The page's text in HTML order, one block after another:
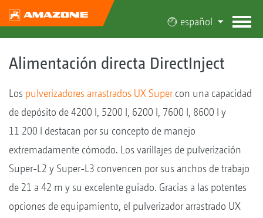
español
Alimentación directa DirectInject
Los pulverizadores arrastrados UX Supercon una capacidad
de depósito de 4200 l, 5200 l, 6200 l, 7600 l, 8600 l y
11 200 l destacan por su concepto de manejo
extremadamente cómodo. Los varillajes de pulverización
Super-L2 y Super-L3 convencen por sus anchos de trabajo
de 21 a 42 m y su excelente guiado. Gracias a las potentes
opciones de equipamiento, el pulverizador arrastrado UX